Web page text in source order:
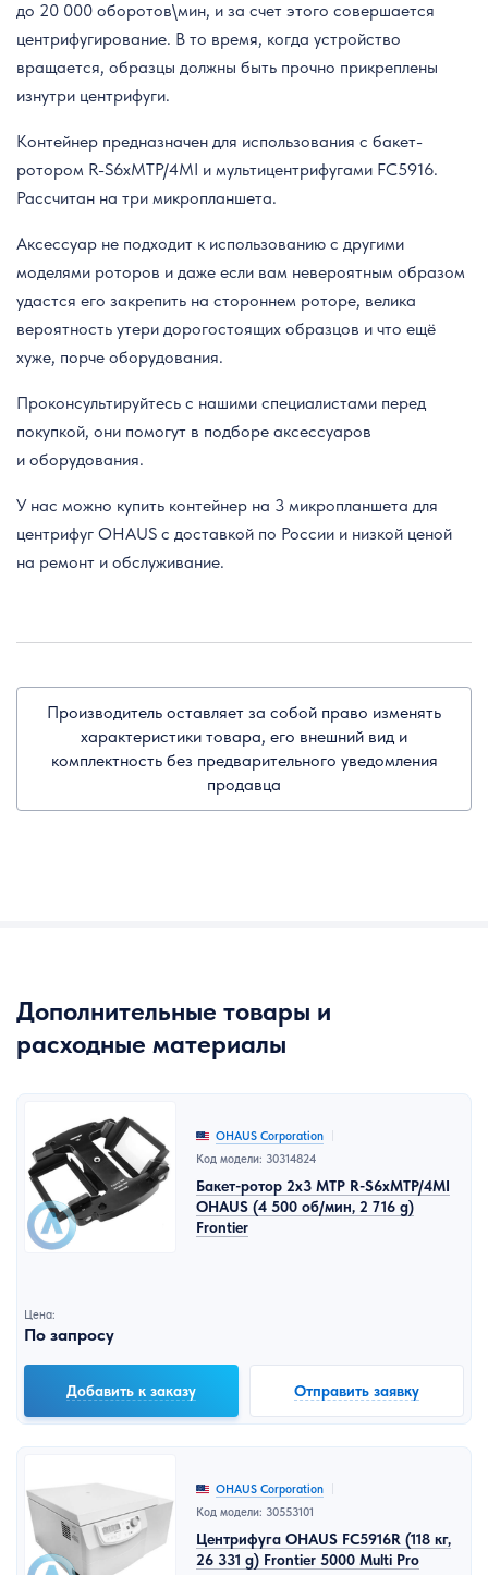
до 20 000 оборотов\мин, и за счет этого совершается
центрифугирование. В то время, когда устройство
вращается, образцы должны быть прочно прикреплены
изнутри центрифуги.
Контейнер предназначен для использования с бакет-
ротором R-S6xMTP/4MI и мультицентрифугами FC5916.
Рассчитан на три микропланшета.
Аксессуар не подходит к использованию с другими
моделями роторов и даже если вам невероятным образом
удастся его закрепить на стороннем роторе, велика
вероятность утери дорогостоящих образцов и что ещё
хуже, порче оборудования.
Проконсультируйтесь с нашими специалистами перед
покупкой, они помогут в подборе аксессуаров
и оборудования.
У нас можно купить контейнер на 3 микропланшета для
центрифуг OHAUS с доставкой по России и низкой ценой
на ремонт и обслуживание.
Производитель оставляет за собой право изменять
характеристики товара, его внешний вид и
комплектность без предварительного уведомления
продавца
Дополнительные товары и
расходные материалы
OHAUS Corporation
Код модели: 30314824
Бакет-ротор 2x3 МТP R-S6xMTP/4MI
OHAUS (4 500 об/мин, 2 716 g)
Frontier
Цена:
По запросу
Добавить к заказу Отправить заявку
OHAUS Corporation
Код модели: 30553101
Центрифуга OHAUS FC5916R (118 кг,
26 331 g) Frontier 5000 Multi Pro